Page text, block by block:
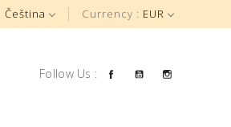
Currency : EUR
Čeština
Follow Us : FacebookYouTube